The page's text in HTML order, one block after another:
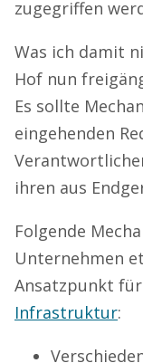
zugegriffen
Was ich damit
Hof nun
Es sollte
eingehenden
ihren aus
Folgende
Unternehmen
Ansatzpunkt
Infrastruktur: